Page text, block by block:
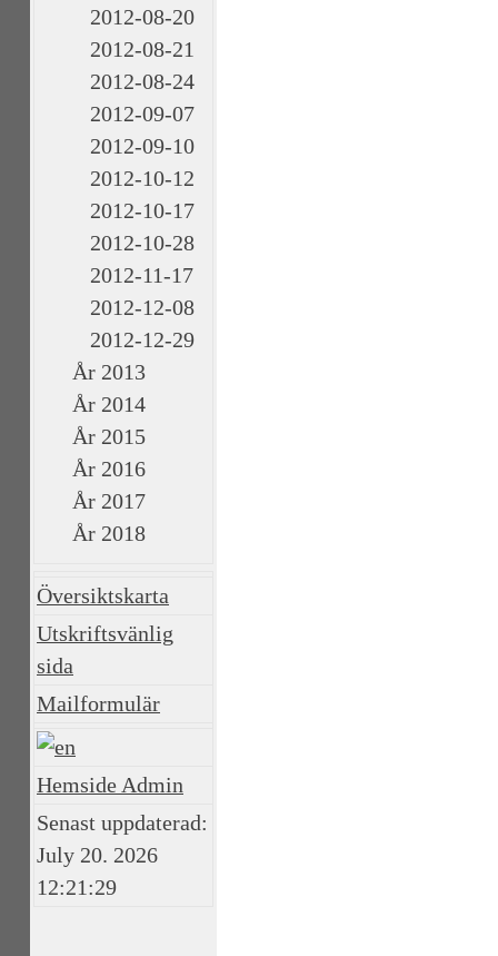
2012-08-20
2012-08-21
2012-08-24
2012-09-07
2012-09-10
2012-10-12
2012-10-17
2012-10-28
2012-11-17
2012-12-08
2012-12-29
År 2013
År 2014
År 2015
År 2016
År 2017
År 2018
Översiktskarta
Utskriftsvänlig
sida
Mailformulär
Hemside Admin
Senast uppdaterad:
July 20. 2026
12:21:29